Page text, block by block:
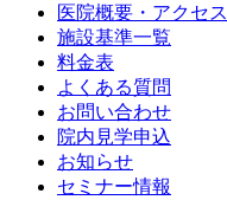
医院概要・アクセス
施設基準一覧
料金表
よくある質問
お問い合わせ
院内見学申込
お知らせ
セミナー情報